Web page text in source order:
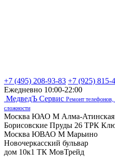
+7 (495) 208-93-83 +7 (925) 815-
Ежедневно 10:00-22:00
МедведЪ Сервис Ремонт
сложности
Москва ЮАО М Алма-Атинская
Борисовские Пруды 26 ТРК
Москва ЮВАО М Марьино
Новочеркасский бульвар
дом 10к1 ТК МовТрейд